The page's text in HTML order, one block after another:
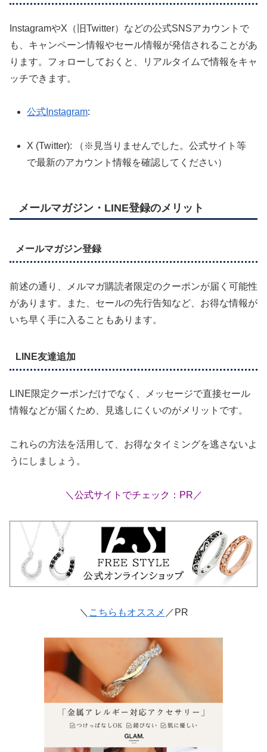
InstagramやX（旧Twitter）などの公式SNSアカウントで
も、キャンペーン情報やセール情報が発信されることがあ
ります。フォローしておくと、リアルタイムで情報をキャ
ッチできます。
公式Instagram:
X (Twitter): （※見当りませんでした。公式サイト等
で最新のアカウント情報を確認してください）
メールマガジン・LINE登録のメリット
メールマガジン登録
前述の通り、メルマガ購読者限定のクーポンが届く可能性
があります。また、セールの先行告知など、お得な情報が
いち早く手に入ることもあります。
LINE友達追加
LINE限定クーポンだけでなく、メッセージで直接セール
情報などが届くため、見逃しにくいのがメリットです。
これらの方法を活用して、お得なタイミングを逃さないよ
うにしましょう。
＼公式サイトでチェック：PR／
＼ こちらもオススメ ／PR